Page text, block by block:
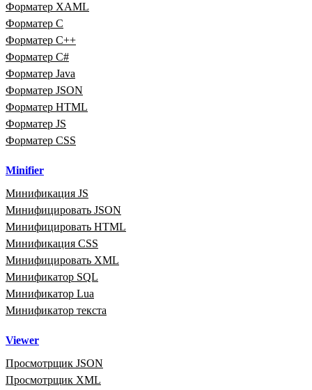
Форматер XAML
Форматер C
Форматер C++
Форматер C#
Форматер Java
Форматер JSON
Форматер HTML
Форматер JS
Форматер CSS
Minifier
Минификация JS
Минифицировать JSON
Минифицировать HTML
Минификация CSS
Минифицировать XML
Минификатор SQL
Минификатор Lua
Минификатор текста
Viewer
Просмотрщик JSON
Просмотрщик XML